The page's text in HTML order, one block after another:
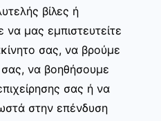
βίλες ή
να μας εμπιστευτείτε
σας, να βρούμε
σας, να βοηθήσουμε
σας ή να
στην επένδυση